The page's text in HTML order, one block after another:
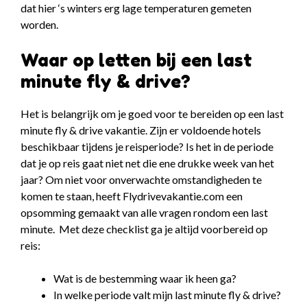
dat hier ‘s winters erg lage temperaturen gemeten
worden.
Waar op letten bij een last
minute fly & drive?
Het is belangrijk om je goed voor te bereiden op een last
minute fly & drive vakantie. Zijn er voldoende hotels
beschikbaar tijdens je reisperiode? Is het in de periode
dat je op reis gaat niet net die ene drukke week van het
jaar? Om niet voor onverwachte omstandigheden te
komen te staan, heeft Flydrivevakantie.com een
opsomming gemaakt van alle vragen rondom een last
minute. Met deze checklist ga je altijd voorbereid op
reis:
Wat is de bestemming waar ik heen ga?
In welke periode valt mijn last minute fly & drive?